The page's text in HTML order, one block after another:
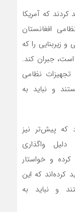
کردند که آمریکا
افغانستان
زیربنایی را که
جبران کند.
نظامی
و نباید به
که پیش‌تر نیز
واگذاری
کرده و خواستار
کرده‌اند که این
و نباید به